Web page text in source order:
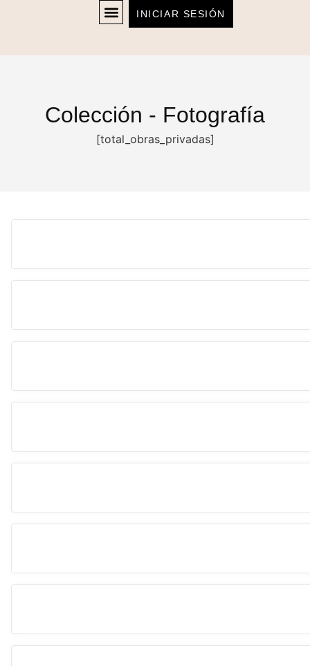
INICIAR SESIÓN
Colección - Fotografía
[total_obras_privadas]